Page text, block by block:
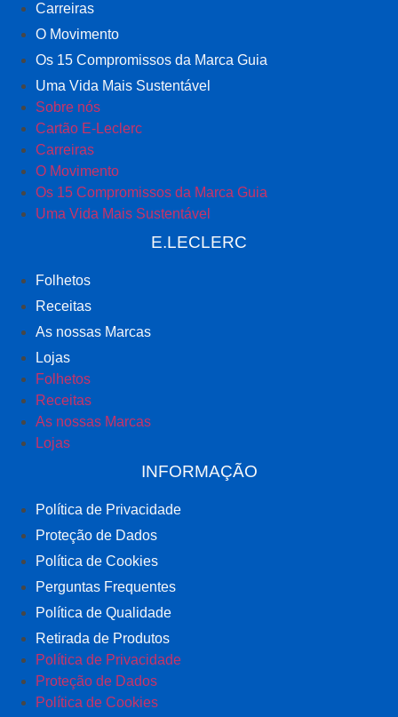
Carreiras
O Movimento
Os 15 Compromissos da Marca Guia
Uma Vida Mais Sustentável
Sobre nós
Cartão E-Leclerc
Carreiras
O Movimento
Os 15 Compromissos da Marca Guia
Uma Vida Mais Sustentável
E.LECLERC
Folhetos
Receitas
As nossas Marcas
Lojas
Folhetos
Receitas
As nossas Marcas
Lojas
INFORMAÇÃO
Política de Privacidade
Proteção de Dados
Política de Cookies
Perguntas Frequentes
Política de Qualidade
Retirada de Produtos
Política de Privacidade
Proteção de Dados
Política de Cookies